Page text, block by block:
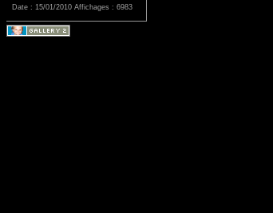
Date : 15/01/2010 Affichages : 6983